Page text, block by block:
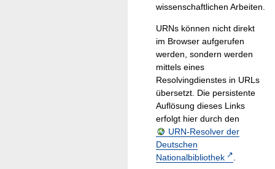
wissenschaftlichen Arbeiten.
URNs können nicht direkt
im Browser aufgerufen
werden, sondern werden
mittels eines
Resolvingdienstes in URLs
übersetzt. Die persistente
Auflösung dieses Links
erfolgt hier durch den
URN-Resolver der
Deutschen
Nationalbibliothek
.